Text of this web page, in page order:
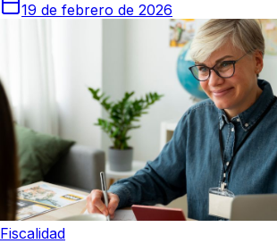
19 de febrero de 2026
Fiscalidad